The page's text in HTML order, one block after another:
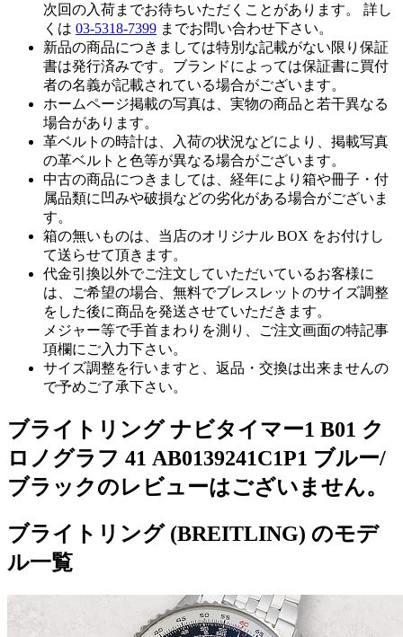
次回の入荷までお待ちいただくことがあります。 詳し
くは 03-5318-7399 までお問い合わせ下さい。
新品の商品につきましては特別な記載がない限り保証
書は発行済みです。ブランドによっては保証書に買付
者の名義が記載されている場合がございます。
ホームページ掲載の写真は、実物の商品と若干異なる
場合があります。
革ベルトの時計は、入荷の状況などにより、掲載写真
の革ベルトと色等が異なる場合がございます。
中古の商品につきましては、経年により箱や冊子・付
属品類に凹みや破損などの劣化がある場合がございま
す。
箱の無いものは、当店のオリジナル BOX をお付けし
て送らせて頂きます。
代金引換以外でご注文していただいているお客様に
は、ご希望の場合、無料でブレスレットのサイズ調整
をした後に商品を発送させていただきます。
メジャー等で手首まわりを測り、ご注文画面の特記事
項欄にご入力下さい。
サイズ調整を行いますと、返品・交換は出来ませんの
で予めご了承下さい。
ブライトリング ナビタイマー1 B01 ク
ロノグラフ 41 AB0139241C1P1 ブルー/
ブラックのレビューはございません。
ブライトリング (BREITLING) のモデ
ル一覧